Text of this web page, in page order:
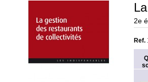
2e
Ref.